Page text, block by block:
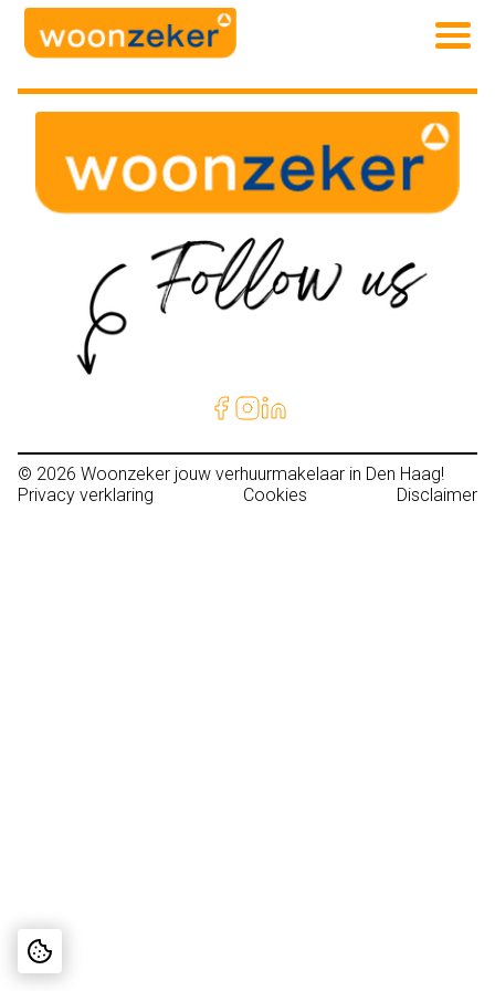
© 2026 Woonzeker jouw verhuurmakelaar in Den Haag!
Privacy verklaring
Cookies Disclaimer